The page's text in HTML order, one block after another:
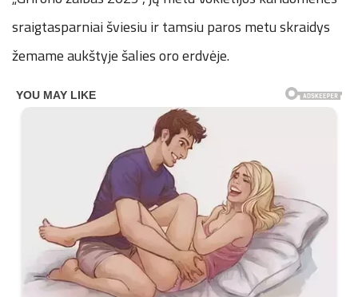
t
sraigtasparniai šviesiu ir tamsiu paros metu skraidys
žemame aukštyje šalies oro erdvėje.